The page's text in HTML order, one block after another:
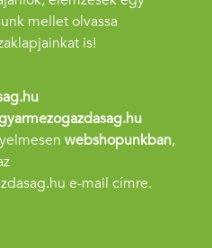
mellet olvassa
is!
webshopunkban,
e-mail címre.